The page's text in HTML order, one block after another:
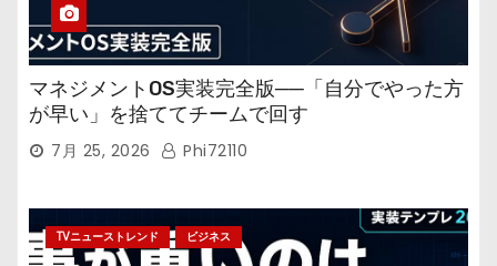
マネジメントOS実装完全版──「自分でやった方
が早い」を捨ててチームで回す
7月 25, 2026 Phi72110
TVニューストレンド ビジネス